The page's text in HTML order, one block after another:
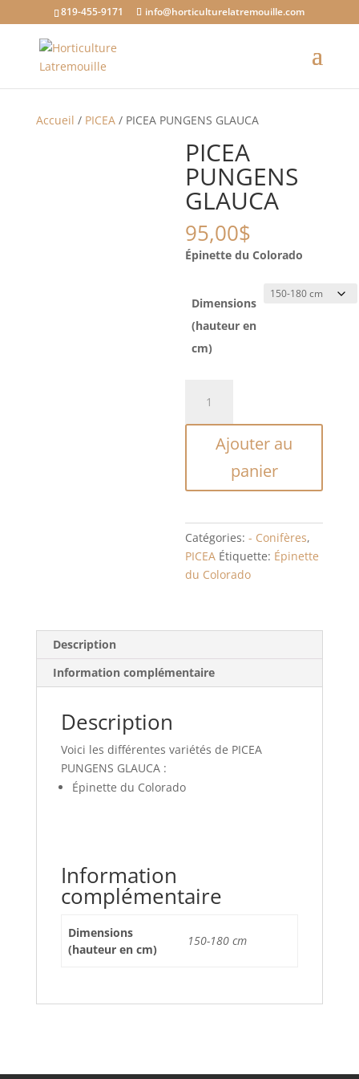
819-455-9171 info@horticulturelatremouille.com
Accueil / PICEA/ PICEA PUNGENS GLAUCA
PICEA
PUNGENS
GLAUCA
95,00$
Épinette du Colorado
Dimensions
(hauteur en
cm)
PICEA
PUNGENSAjouter au
panier
Catégories:- Conifères,
PICEA Étiquette: Épinette
du Colorado
Description
Information complémentaire
Description
Voici les différentes variétés de PICEA
PUNGENS GLAUCA :
Épinette du Colorado
Information
complémentaire
Dimensions
(hauteur en cm)
150-180 cm